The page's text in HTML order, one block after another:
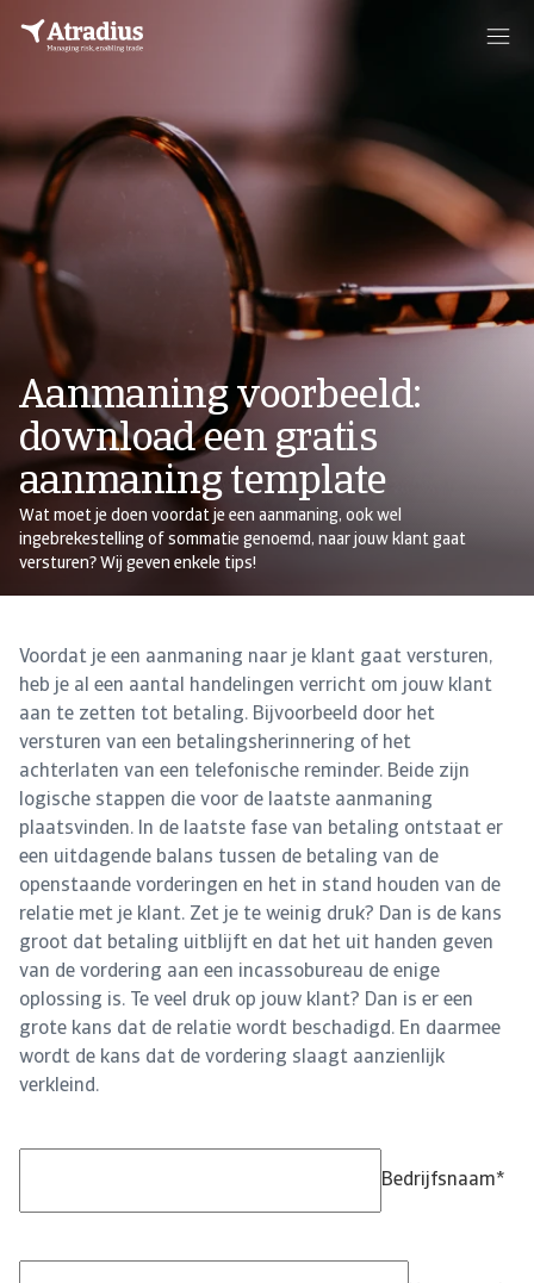
Aanmaning voorbeeld:
download een gratis
aanmaning template
Wat moet je doen voordat je een aanmaning, ook wel
ingebrekestelling of sommatie genoemd, naar jouw klant gaat
versturen? Wij geven enkele tips!
Voordat je een aanmaning naar je klant gaat versturen,
heb je al een aantal handelingen verricht om jouw klant
aan te zetten tot betaling. Bijvoorbeeld door het
versturen van een betalingsherinnering of het
achterlaten van een telefonische reminder. Beide zijn
logische stappen die voor de laatste aanmaning
plaatsvinden. In de laatste fase van betaling ontstaat er
een uitdagende balans tussen de betaling van de
openstaande vorderingen en het in stand houden van de
relatie met je klant. Zet je te weinig druk? Dan is de kans
groot dat betaling uitblijft en dat het uit handen geven
van de vordering aan een incassobureau de enige
oplossing is. Te veel druk op jouw klant? Dan is er een
grote kans dat de relatie wordt beschadigd. En daarmee
wordt de kans dat de vordering slaagt aanzienlijk
verkleind.
Bedrijfsnaam*